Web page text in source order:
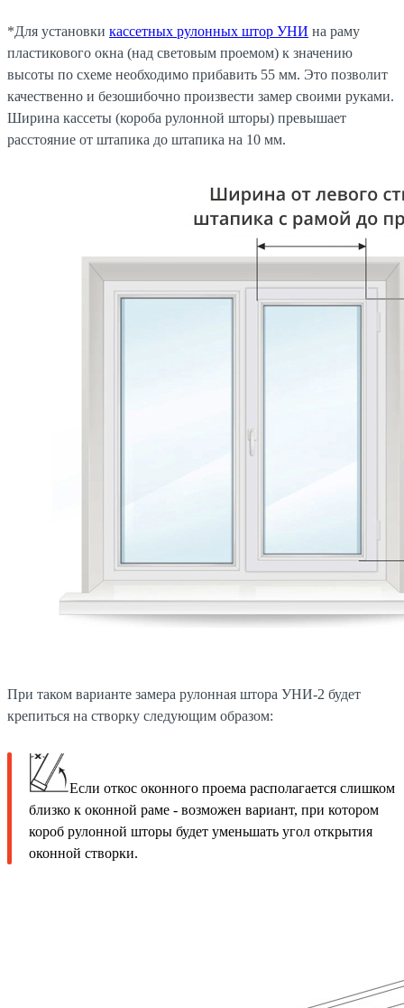
*Для установки кассетных рулонных штор УНИ на раму
пластикового окна (над световым проемом) к значению
высоты по схеме необходимо прибавить 55 мм. Это позволит
качественно и безошибочно произвести замер своими руками.
Ширина кассеты (короба рулонной шторы) превышает
расстояние от штапика до штапика на 10 мм.
При таком варианте замера рулонная штора УНИ-2 будет
крепиться на створку следующим образом:
Если откос оконного проема располагается слишком
близко к оконной раме - возможен вариант, при котором
короб рулонной шторы будет уменьшать угол открытия
оконной створки.